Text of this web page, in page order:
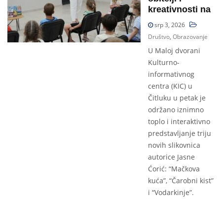
kreativnosti na
srp 3, 2026
Društvo, Obrazovanje
U Maloj dvorani
Kulturno-
informativnog
centra (KIC) u
Čitluku u petak je
održano iznimno
toplo i interaktivno
predstavljanje triju
novih slikovnica
autorice Jasne
Ćorić: “Mačkova
kuća”, “Čarobni kist”
i “Vodarkinje”.